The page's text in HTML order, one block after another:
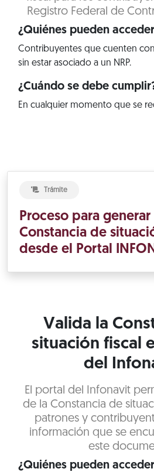
Registro Federal de
¿Quiénes pueden
Contribuyentes que cuenten
sin estar asociado a un NRP.
¿Cuándo se debe
En cualquier momento que se
Trámite
Proceso para generar
Constancia de
desde el Portal
Valida la
situación fiscal
del
El portal del Infonavit
de la Constancia de
patrones y
información que se
este
¿Quiénes pueden